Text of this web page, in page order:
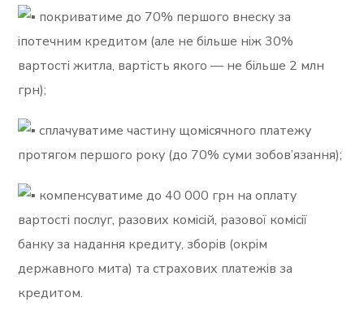
покриватиме до 70% першого внеску за
іпотечним кредитом (але не більше ніж 30%
вартості житла, вартість якого — не більше 2 млн
грн);
сплачуватиме частину щомісячного платежу
протягом першого року (до 70% суми зобов’язання);
компенсуватиме до 40 000 грн на оплату
вартості послуг, разових комісій, разової комісії
банку за надання кредиту, зборів (окрім
державного мита) та страхових платежів за
кредитом.